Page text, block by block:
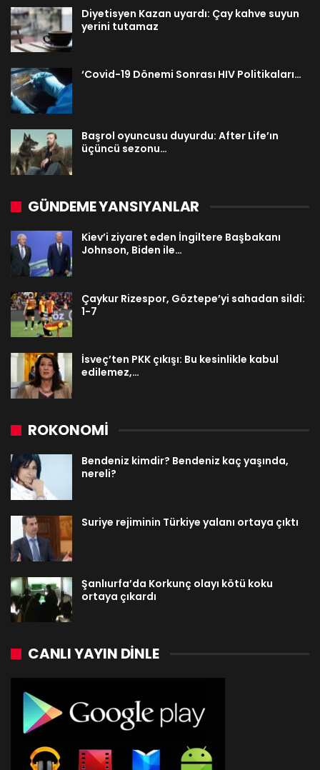
Diyetisyen Kazan uyardı: Çay kahve suyun
yerini tutamaz
‘Covid-19 Dönemi Sonrası HIV Politikaları…
Başrol oyuncusu duyurdu: After Life’ın
üçüncü sezonu…
GÜNDEME YANSIYANLAR
Kiev’i ziyaret eden İngiltere Başbakanı
Johnson, Biden ile…
Çaykur Rizespor, Göztepe’yi sahadan sildi:
1-7
İsveç’ten PKK çıkışı: Bu kesinlikle kabul
edilemez,…
ROKONOMİ
Bendeniz kimdir? Bendeniz kaç yaşında,
nereli?
Suriye rejiminin Türkiye yalanı ortaya çıktı
Şanlıurfa’da Korkunç olayı kötü koku
ortaya çıkardı
CANLI YAYIN DINLE